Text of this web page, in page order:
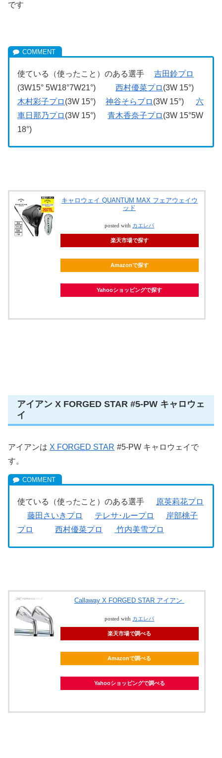
です
使ている（使ったこと）のある選手 吉田鈴プロ
(3W15° 5W18°7W21°) 西村優菜プロ (3W 15°)
木村彩子プロ (3W 15°) 神谷そらプロ (3W 15°) 六
車日那乃プロ (3W 15°) 青木香奈子プロ (3W 15°5W
18°)
キャロウェイ QUANTUM MAX フェアウェイウ
ッド
posted with カエレバ
楽天市場で探す
Amazonで探す
Yahooショッピングで探す
アイアン X FORGED STAR #5-PW キャロウェ
イ
アイアンは X FORGED STAR #5-PW キャロウェイで
す。
使ている（使ったこと）のある選手 原英莉花プロ
藤田さいきプロ
テレサ･ループロ
岸部桃子
プロ
西村優菜プロ 竹内美雪プロ
Callaway X FORGED STAR アイアン
posted with カエレバ
楽天市場で調べる
Amazonで調べる
Yahooショッピングで調べる